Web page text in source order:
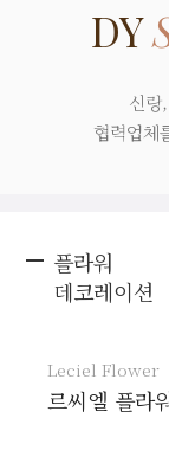
DY
신랑
협력업체
플라워
데코레이션
Leciel Flower
르씨엘 플라